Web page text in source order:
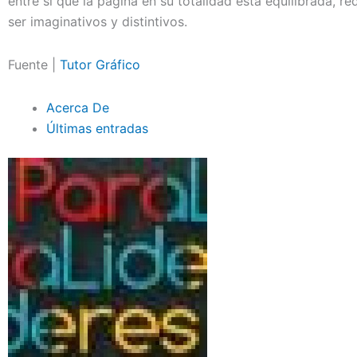
ser imaginativos y distintivos.
Fuente | Tutor Gráfico
Acerca De
Últimas entradas